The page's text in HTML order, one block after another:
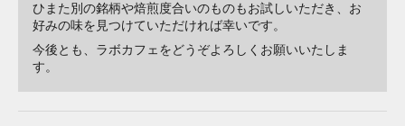
ひまた別の銘柄や焙煎度合いのものもお試しいただき、お
好みの味を見つけていただければ幸いです。
今後とも、ラボカフェをどうぞよろしくお願いいたしま
す。